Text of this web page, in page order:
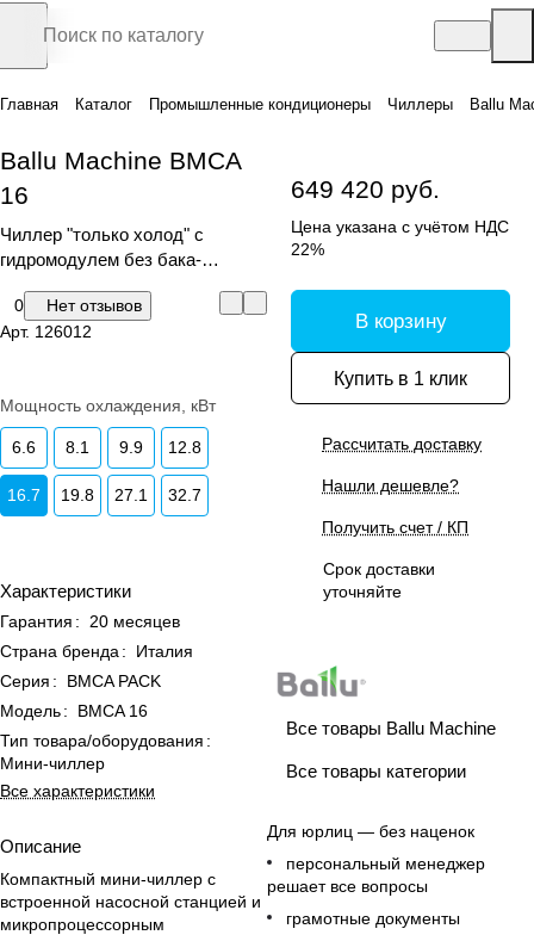
Главная Каталог Промышленные кондиционеры Чиллеры Ballu
Ballu Machine BMCA
16
Чиллер "только холод" с
гидромодулем без бака-
0
Нет отзывов
Арт. 126012
Мощность охлаждения, кВт
6.6 8.1 9.9 12.8
16.7 19.8 27.1 32.7
Характеристики
Гарантия :
20 месяцев
Страна бренда :
Италия
Серия :
BMCA PACK
Модель:
BMCA 16
Тип товара/оборудования :
Мини-чиллер
Все характеристики
Описание
Компактный мини-чиллер с
встроенной насосной станцией и
микропроцессорным
649 420 руб.
Цена указана с учётом НДС
22%
В корзину
Купить в 1 клик
Рассчитать доставку
Нашли дешевле?
Получить счет / КП
Срок доставки
уточняйте
Все товары Ballu Machine
Все товары категории
Для юрлиц — без наценок
персональный менеджер
решает все вопросы
грамотные документы